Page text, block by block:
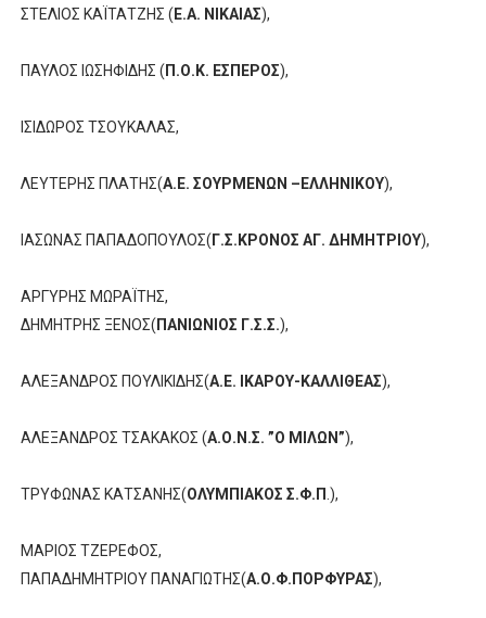
ΣΤΕΛΙΟΣ ΚΑΪΤΑΤΖΗΣ ( Ε.Α. ΝΙΚΑΙΑΣ),
ΠΑΥΛΟΣ ΙΩΣΗΦΙΔΗΣ ( Π.Ο.Κ. ΕΣΠΕΡΟΣ),
ΙΣΙΔΩΡΟΣ ΤΣΟΥΚΑΛΑΣ,
ΛΕΥΤΕΡΗΣ ΠΛΑΤΗΣ(Α.Ε. ΣΟΥΡΜΕΝΩΝ –ΕΛΛΗΝΙΚΟΥ),
ΙΑΣΩΝΑΣ ΠΑΠΑΔΟΠΟΥΛΟΣ( Γ.Σ.ΚΡΟΝΟΣ ΑΓ. ΔΗΜΗΤΡΙΟΥ),
ΑΡΓΥΡΗΣ ΜΩΡΑΪΤΗΣ,
ΔΗΜΗΤΡΗΣ ΞΕΝΟΣ( ΠΑΝΙΩΝΙΟΣ Γ.Σ.Σ.),
ΑΛΕΞΑΝΔΡΟΣ ΠΟΥΛΙΚΙΔΗΣ(Α.Ε. ΙΚΑΡΟΥ-ΚΑΛΛΙΘΕΑΣ),
ΑΛΕΞΑΝΔΡΟΣ ΤΣΑΚΑΚΟΣ (Α.Ο.Ν.Σ. ”Ο ΜΙΛΩΝ”),
ΤΡΥΦΩΝΑΣ ΚΑΤΣΑΝΗΣ(ΟΛΥΜΠΙΑΚΟΣ Σ.Φ.Π .),
ΜΑΡΙΟΣ ΤΖΕΡΕΦΟΣ,
ΠΑΠΑΔΗΜΗΤΡΙΟΥ ΠΑΝΑΓΙΩΤΗΣ(Α.Ο.Φ.ΠΟΡΦΥΡΑΣ),